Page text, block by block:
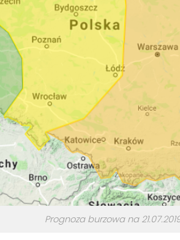
Prognoza burzowa na